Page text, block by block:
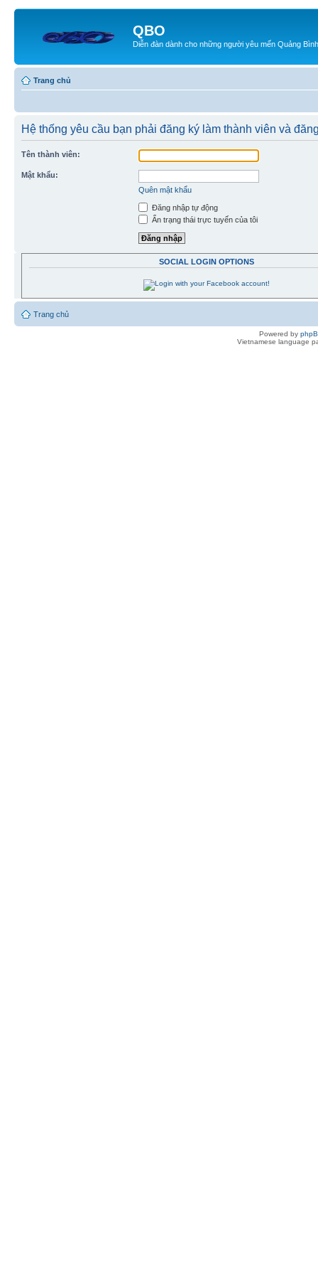
QBO
Diễn đàn dành cho những người yêu mến Quảng Bình
Trang chủ
Hệ thống yêu cầu bạn phải đăng ký làm thành viên và
Tên thành viên:
Mật khẩu:
Quên mật khẩu
Đăng nhập tự động
Ẩn trạng thái trực tuyến của tôi
SOCIAL LOGIN OPTIONS
Trang chủ
Powered by
Vietnamese language